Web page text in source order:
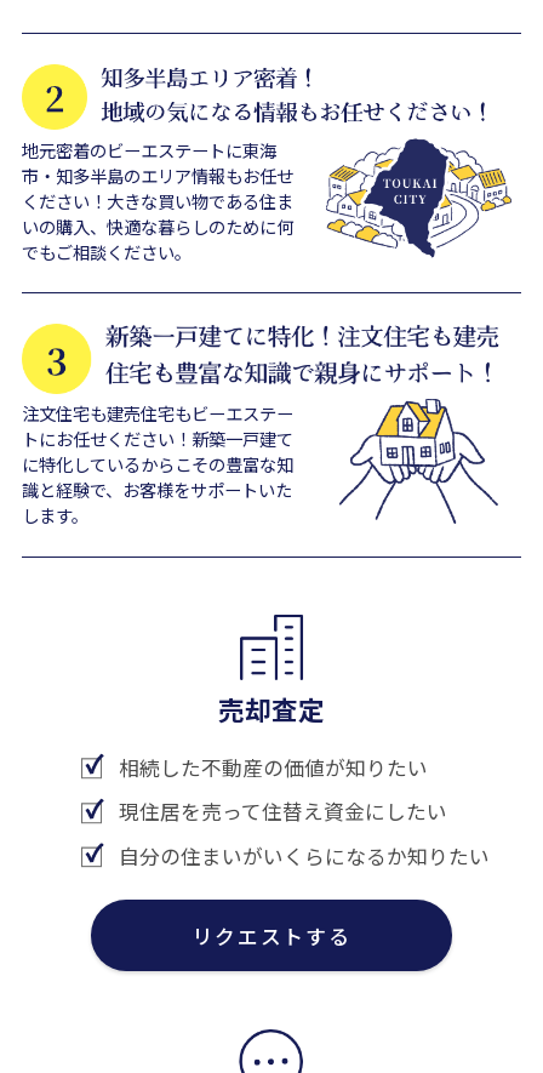
地元密着のビーエステートに東海
市・知多半島のエリア情報もお任せ
ください！大きな買い物である住ま
いの購入、快適な暮らしのために何
でもご相談ください。
注文住宅も建売住宅もビーエステー
トにお任せください！新築一戸建て
に特化しているからこその豊富な知
識と経験で、お客様をサポートいた
します。
売却査定
相続した不動産の価値が知りたい
現住居を売って住替え資金にしたい
自分の住まいがいくらになるか知りたい
リクエストする